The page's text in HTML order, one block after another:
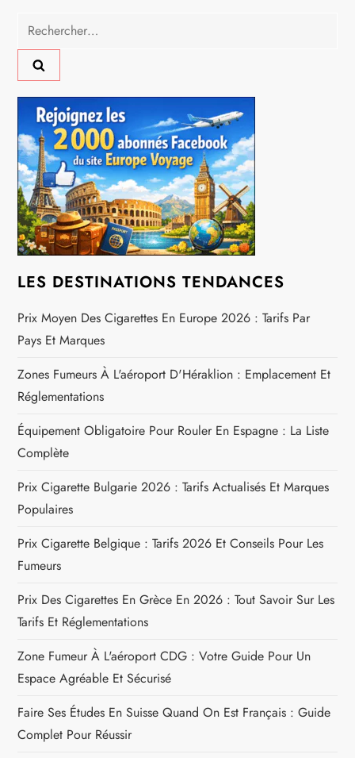
o
n
d
e
l
’
a
r
t
i
c
l
e
Rechercher :
LES DESTINATIONS TENDANCES
Prix Moyen Des Cigarettes En Europe 2026 : Tarifs Par
Pays Et Marques
Zones Fumeurs À L'aéroport D'Héraklion : Emplacement Et
Réglementations
Équipement Obligatoire Pour Rouler En Espagne : La Liste
Complète
Prix Cigarette Bulgarie 2026 : Tarifs Actualisés Et Marques
Populaires
Prix Cigarette Belgique : Tarifs 2026 Et Conseils Pour Les
Fumeurs
Prix Des Cigarettes En Grèce En 2026 : Tout Savoir Sur Les
Tarifs Et Réglementations
Zone Fumeur À L'aéroport CDG : Votre Guide Pour Un
Espace Agréable Et Sécurisé
Faire Ses Études En Suisse Quand On Est Français : Guide
Complet Pour Réussir